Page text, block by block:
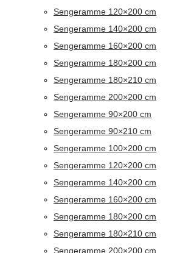
Sengeramme 120×200 cm
Sengeramme 140×200 cm
Sengeramme 160×200 cm
Sengeramme 180×200 cm
Sengeramme 180×210 cm
Sengeramme 200×200 cm
Sengeramme 90×200 cm
Sengeramme 90×210 cm
Sengeramme 100×200 cm
Sengeramme 120×200 cm
Sengeramme 140×200 cm
Sengeramme 160×200 cm
Sengeramme 180×200 cm
Sengeramme 180×210 cm
Sengeramme 200×200 cm